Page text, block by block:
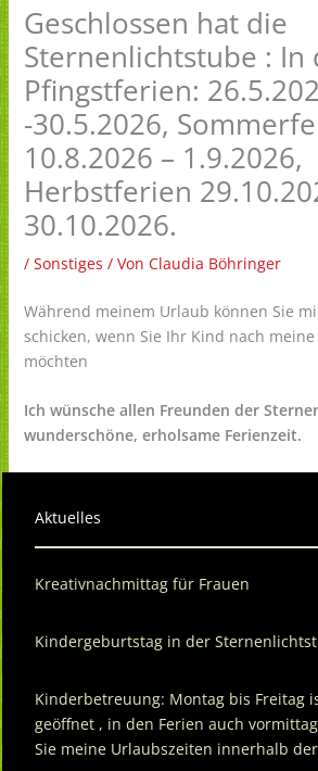
Geschlossen hat die
Sternenlichtstube : In
Pfingstferien:
-30.5.2026,
10.8.2026 – 1.9.2026,
Herbstferien
30.10.2026.
/ Sonstiges / Von Claudia Böhringer
Während meinem Urlaub können Sie
schicken, wenn Sie Ihr Kind nach
möchten
Ich wünsche allen Freunden der
wunderschöne, erholsame Ferienzeit.
Aktuelles
Kreativnachmittag für Frauen
Kindergeburtstag in der
Kinderbetreuung: Montag bis Freitag
geöffnet , in den Ferien auch
Sie meine Urlaubszeiten innerhalb